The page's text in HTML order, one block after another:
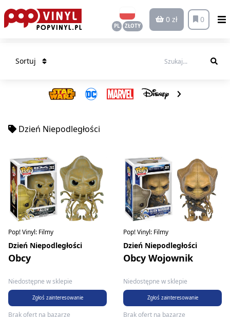
PL ZŁOTY
0 zł 0
Sortuj
Dzień Niepodległości
Pop! Vinyl: Filmy
Dzień Niepodległości
Obcy
Niedostępne w sklepie
Zgłoś zainteresowanie
Brak ofert na bazarze
Pop! Vinyl: Filmy
Dzień Niepodległości
Obcy Wojownik
Niedostępne w sklepie
Zgłoś zainteresowanie
Brak ofert na bazarze